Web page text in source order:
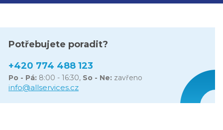
Potřebujete poradit?
+420 774 488 123
Po - Pá: 8:00 - 16:30, So - Ne: zavřeno
info@allservices.cz